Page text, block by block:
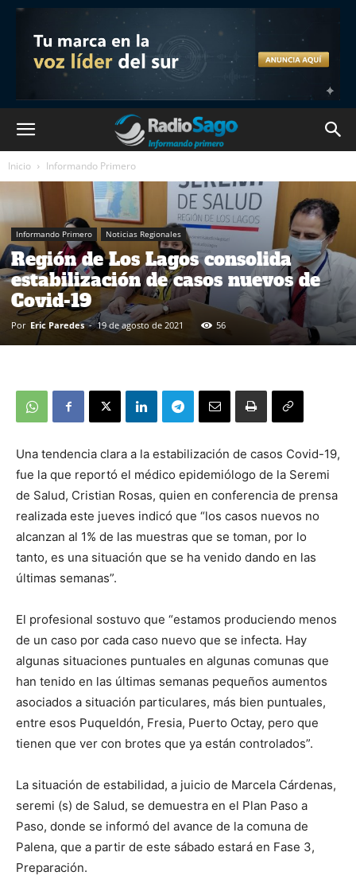
Inicio Informando Primero
Informando Primero Noticias Regionales
Región de Los Lagos consolida
estabilización de casos nuevos de
Covid-19
Por Eric Paredes - 19 de agosto de 2021 56
Una tendencia clara a la estabilización de casos Covid-19,
fue la que reportó el médico epidemiólogo de la Seremi
de Salud, Cristian Rosas, quien en conferencia de prensa
realizada este jueves indicó que “los casos nuevos no
alcanzan al 1% de las muestras que se toman, por lo
tanto, es una situación que se ha venido dando en las
últimas semanas”.
El profesional sostuvo que “estamos produciendo menos
de un caso por cada caso nuevo que se infecta. Hay
algunas situaciones puntuales en algunas comunas que
han tenido en las últimas semanas pequeños aumentos
asociados a situación particulares, más bien puntuales,
entre esos Puqueldón, Fresia, Puerto Octay, pero que
tienen que ver con brotes que ya están controlados”.
La situación de estabilidad, a juicio de Marcela Cárdenas,
seremi (s) de Salud, se demuestra en el Plan Paso a
Paso, donde se informó del avance de la comuna de
Palena, que a partir de este sábado estará en Fase 3,
Preparación.